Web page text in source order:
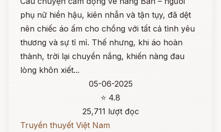
phụ nữ hiền hậu, kiên nhẫn và tận tụy, đã dệt
nên chiếc áo ấm cho chồng với tất cả tình yêu
thương và sự tỉ mỉ. Thế nhưng, khi áo hoàn
thành, trời lại chuyển nắng, khiến nàng đau
lòng khôn xiết...
05-06-2025
⭐ 4.8
25,711 lượt đọc
Truyền thuyết Việt Nam